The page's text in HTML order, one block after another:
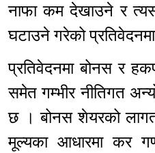
नाफा कम देखाउने र
घटाउने गरेको
प्रतिवेदनमा बोनस र
समेत गम्भीर नीतिगत
छ । बोनस शेयरको
मूल्यका आधारमा कर